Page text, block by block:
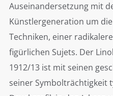
Auseinandersetzung mit
Künstlergeneration um
Techniken, einer
figürlichen Sujets. Der
1912/13 ist mit seinen
seiner Symbolträchtigkeit